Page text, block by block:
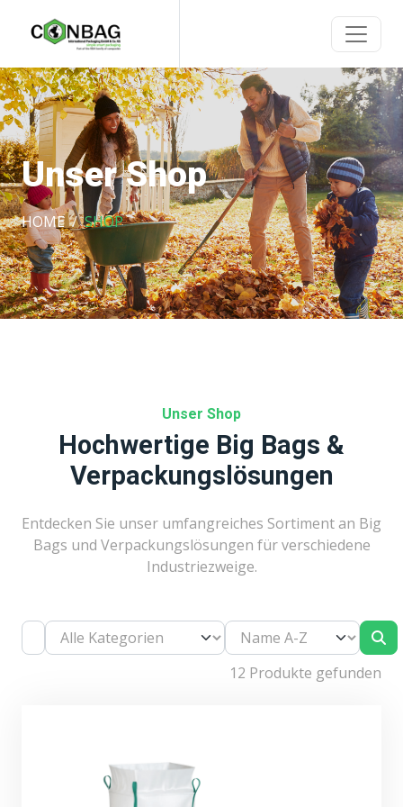
Unser Shop
HOME SHOP
Unser Shop
Hochwertige Big Bags &
Verpackungslösungen
Entdecken Sie unser umfangreiches Sortiment an Big
Bags und Verpackungslösungen für verschiedene
Industriezweige.
12 Produkte gefunden